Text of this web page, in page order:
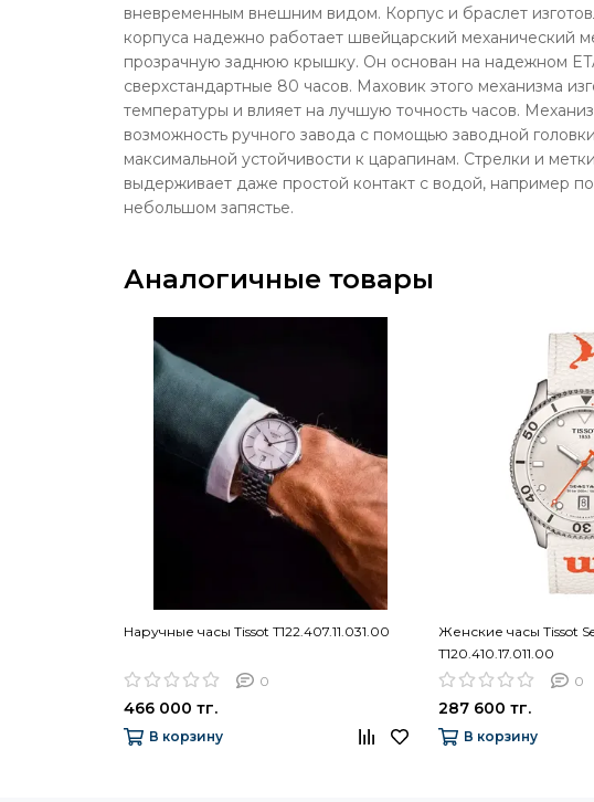
вневременным внешним видом. Корпус и браслет
корпуса надежно работает швейцарский механический
прозрачную заднюю крышку. Он основан на надежном
сверхстандартные 80 часов. Маховик этого механизма
температуры и влияет на лучшую точность часов.
возможность ручного завода с помощью заводной
максимальной устойчивости к царапинам. Стрелки и
выдерживает даже простой контакт с водой, например
небольшом запястье.
Аналогичные товары
Наручные часы Tissot T122.407.11.031.00
0
466 000 тг.
В корзину
Женские часы Tissot
T120.410.17.011.00
0
287 600 тг.
В корзину